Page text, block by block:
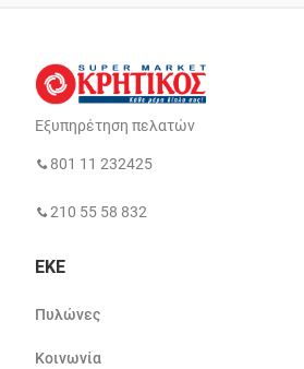
Εξυπηρέτηση πελατών
801 11 232425
210 55 58 832
ΕΚΕ
Πυλώνες
Κοινωνία